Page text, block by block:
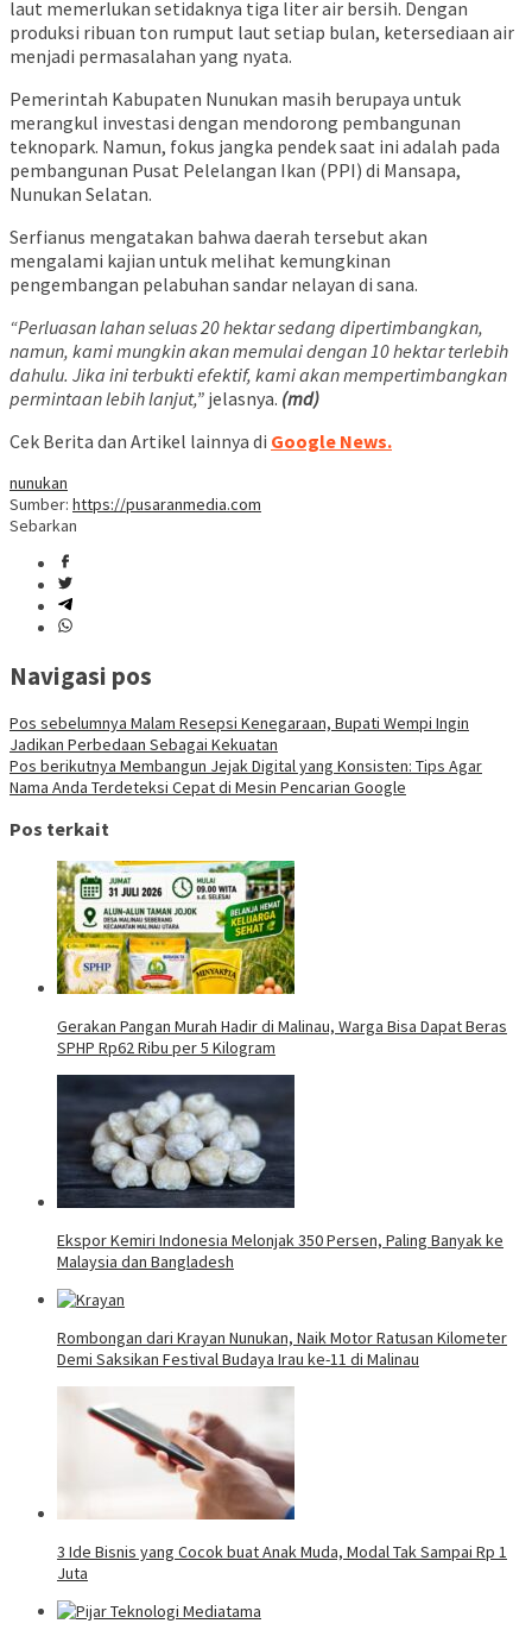
laut memerlukan setidaknya tiga liter air bersih. Dengan
produksi ribuan ton rumput laut setiap bulan, ketersediaan air
menjadi permasalahan yang nyata.
Pemerintah Kabupaten Nunukan masih berupaya untuk
merangkul investasi dengan mendorong pembangunan
teknopark. Namun, fokus jangka pendek saat ini adalah pada
pembangunan Pusat Pelelangan Ikan (PPI) di Mansapa,
Nunukan Selatan.
Serfianus mengatakan bahwa daerah tersebut akan
mengalami kajian untuk melihat kemungkinan
pengembangan pelabuhan sandar nelayan di sana.
“Perluasan lahan seluas 20 hektar sedang dipertimbangkan,
namun, kami mungkin akan memulai dengan 10 hektar terlebih
dahulu. Jika ini terbukti efektif, kami akan mempertimbangkan
permintaan lebih lanjut,” jelasnya. (md)
Cek Berita dan Artikel lainnya di Google News.
nunukan
Sumber: https://pusaranmedia.com
Sebarkan
Navigasi pos
Pos sebelumnya Malam Resepsi Kenegaraan, Bupati Wempi Ingin
Jadikan Perbedaan Sebagai Kekuatan
Pos berikutnya Membangun Jejak Digital yang Konsisten: Tips Agar
Nama Anda Terdeteksi Cepat di Mesin Pencarian Google
Pos terkait
Gerakan Pangan Murah Hadir di Malinau, Warga Bisa Dapat Beras
SPHP Rp62 Ribu per 5 Kilogram
Ekspor Kemiri Indonesia Melonjak 350 Persen, Paling Banyak ke
Malaysia dan Bangladesh
Rombongan dari Krayan Nunukan, Naik Motor Ratusan Kilometer
Demi Saksikan Festival Budaya Irau ke-11 di Malinau
3 Ide Bisnis yang Cocok buat Anak Muda, Modal Tak Sampai Rp 1
Juta